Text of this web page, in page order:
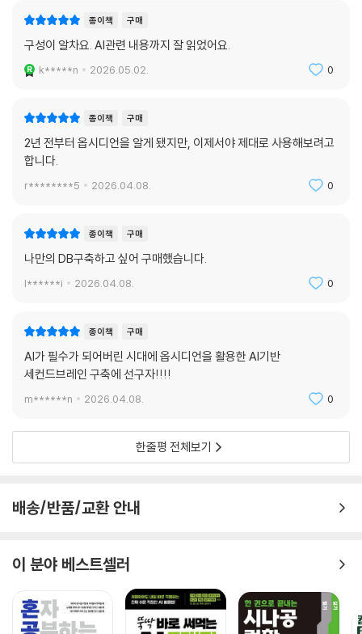
미니멀 테마 세팅 플러그인
스타일 세팅 플러그인
[따라하기] 스타일 설정 내보내기
[따라하기] css 파일 스타일 설정 가져오기
슈퍼차지드 링크 플러그인
[따라하기] 셀렉터 만들기
파일 트리 얼터너티브 플러그인
워크스페이스 플러스 플러그인
[따라하기] 워크스페이스 플러스 플러그인 사용하기
CHAPTER 16 학습에 유용한 플러그인
스페이스드 리페티션 플러그인
[따라하기] 빈칸 채우기 문제 만들기
[따라하기] 양방향 문제 만들기
[따라하기] 여러 줄 문제 만들기
[따라하기] 문제 영역 나누기
[따라하기] 챗GPT를 이용해 문제 만들기
[따라하기] 노트 추천받기
브랏 플러그인
[따라하기] 옵시디언에 베타 버전 플러그인 추가하기
[따라하기] 빈칸 채우기 문제 만들기
[따라하기] 양방향 문제 만들기
[따라하기] 여러 줄 문제 만들기
[따라하기] 챗GPT를 이용해 문제 만들기
[따라하기] 채팅으로 노트 작성 도움받기
[따라하기] 옵시디언에 베타 버전 플러그인 추가하기
[따라하기] 옵시디언 동기화하기
[따라하기] 로컬 볼트 만들기
[따라하기] iOS 동기화하기
[따라하기] 챗GPT의 API 설정하기
[따라하기] 오픈AI 플랫폼에서 챗GPT 시스템 프롬프트 만들기
[따라하기] 앤트로픽 콘솔에서 클로드 시스템 프롬프트 만들기
[따라하기] 내용에 맞는 제목 붙이기
[따라하기] 노트를 프롬프트처럼 사용해 콘텐츠 수정하기
[따라하기] 커스텀 명령 만들기
[따라하기] 플러그인으로 책 정보 수집하기
[따라하기] 웹 클리퍼로 책 정보 수집하기
[따라하기] 독서 노트 작성하고 책 정보 연결하기
[따라하기] AI로 책 정보 기반 독서 노트 자동 완성하기
[따라하기] 데이터뷰로 독서 노트 관리 대시보드 만들기
[따라하기] AI로 독서 내용 확장하기
종이책 구매
구성이 알차요. AI관련 내용까지 잘 읽었어요.
k*****n 2026.05.02. 0
종이책 구매
2년 전부터 옵시디언을 알게 됐지만, 이제서야 제대로 사용해보려고
합니다.
r********5 2026.04.08. 0
종이책 구매
나만의 DB구축하고 싶어 구매했습니다.
l******i 2026.04.08. 0
종이책 구매
AI가 필수가 되어버린 시대에 옵시디언을 활용한 AI기반
세컨드브레인 구축에 선구자!!!!
m******n 2026.04.08. 0
한줄평 전체보기
배송/반품/교환 안내
이 분야 베스트셀러